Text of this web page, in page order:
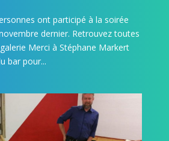
ont participé à la soirée
dernier. Retrouvez toutes
Merci à Stéphane Markert
bar pour...